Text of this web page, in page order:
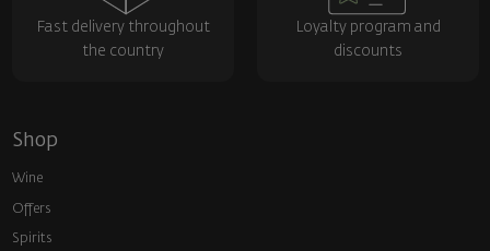
Fast delivery throughout
the country
Loyalty program and
discounts
Shop
Wine
Offers
Spirits